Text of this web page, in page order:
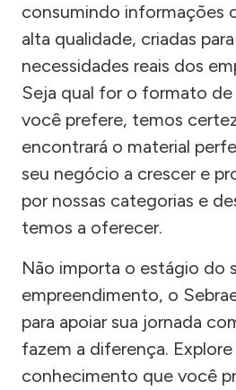
consumindo informações
alta qualidade, criadas
necessidades reais dos
Seja qual for o formato
você prefere, temos
encontrará o material
seu negócio a crescer e
por nossas categorias e
temos a oferecer.
Não importa o estágio do
empreendimento, o
para apoiar sua jornada
fazem a diferença.
conhecimento que você